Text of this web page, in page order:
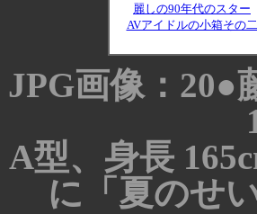
麗しの90年代のスター
AVアイドルの小箱その二
JPG画像：20●
A型、身長
に「夏のせ